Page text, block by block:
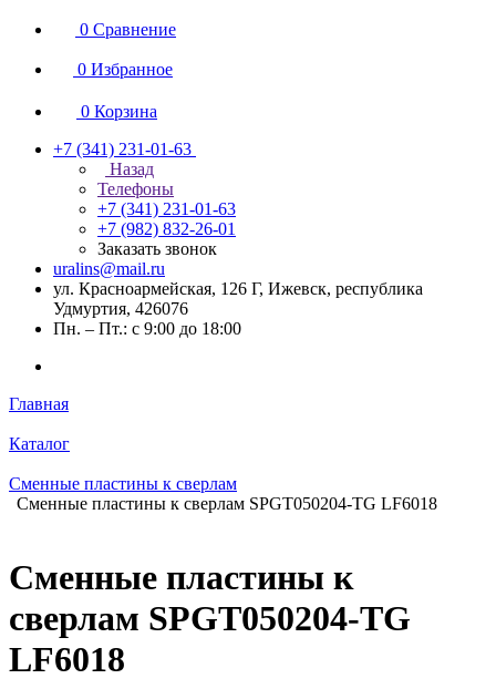
0 Сравнение
0 Избранное
0 Корзина
+7 (341) 231-01-63
Назад
Телефоны
+7 (341) 231-01-63
+7 (982) 832-26-01
Заказать звонок
uralins@mail.ru
ул. Красноармейская, 126 Г, Ижевск, республика
Удмуртия, 426076
Пн. – Пт.: с 9:00 до 18:00
Главная
Каталог
Сменные пластины к сверлам
Сменные пластины к сверлам SPGT050204-TG LF6018
Сменные пластины к
сверлам SPGT050204-TG
LF6018